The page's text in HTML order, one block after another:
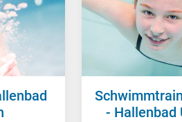
- Hallenbad